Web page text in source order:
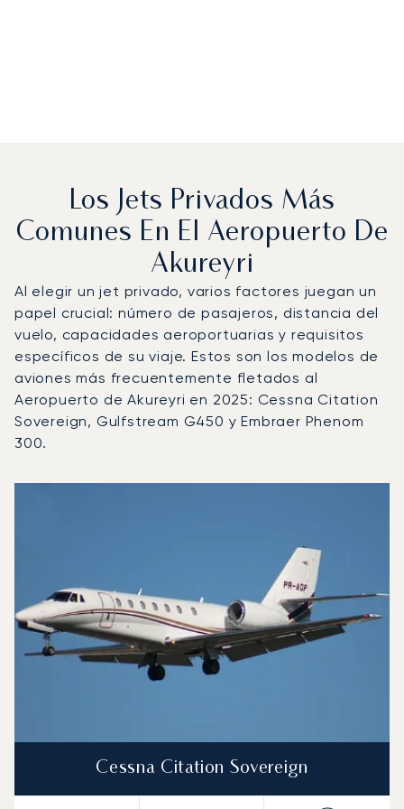
Los Jets Privados Más
Comunes En El Aeropuerto De
Akureyri
Al elegir un jet privado, varios factores juegan un
papel crucial: número de pasajeros, distancia del
vuelo, capacidades aeroportuarias y requisitos
específicos de su viaje. Estos son los modelos de
aviones más frecuentemente fletados al
Aeropuerto de Akureyri en 2025: Cessna Citation
Sovereign, Gulfstream G450 y Embraer Phenom
300.
Cessna Citation Sovereign